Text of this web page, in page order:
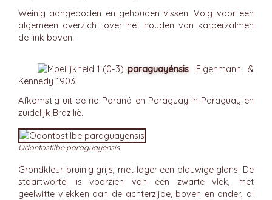
Weinig aangeboden en gehouden vissen. Volg voor een
algemeen overzicht over het houden van karperzalmen
de link boven.
paraguayénsis Eigenmann &
Kennedy 1903
Afkomstig uit de rio Paraná en Paraguay in Paraguay en
zuidelijk Brazilië.
Odontostilbe paraguayensis
Grondkleur bruinig grijs, met lager een blauwige glans. De
staartwortel is voorzien van een zwarte vlek, met
geelwitte vlekken aan de achterzijde, boven en onder, al